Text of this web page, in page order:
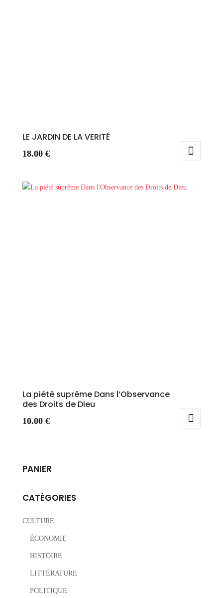
LE JARDIN DE LA VERITÉ
18.00 €
La piété suprême Dans l’Observance
des Droits de Dieu
10.00 €
PANIER
CATÉGORIES
CULTURE
ÉCONOMIE
HISTOIRE
LITTÉRATURE
POLITIQUE